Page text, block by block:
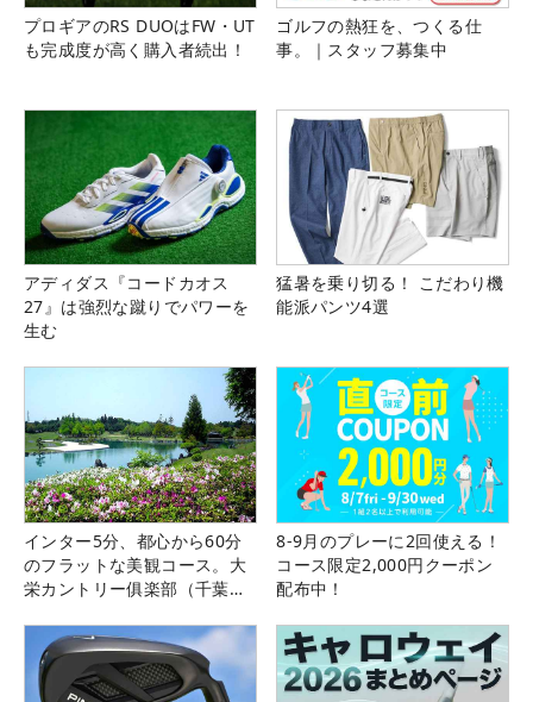
プロギアのRS DUOはFW・UT
も完成度が高く購入者続出！
ゴルフの熱狂を、つくる仕
事。｜スタッフ募集中
アディダス『コードカオス
27』は強烈な蹴りでパワーを
生む
猛暑を乗り切る！ こだわり機
能派パンツ4選
インター5分、都心から60分
のフラットな美観コース。大
栄カントリー俱楽部（千葉
8-9月のプレーに2回使える！
コース限定2,000円クーポン
配布中！